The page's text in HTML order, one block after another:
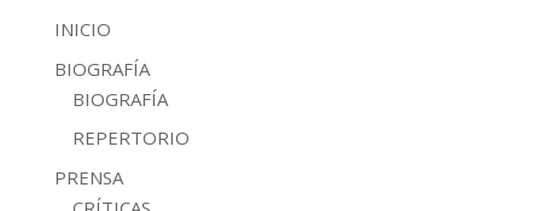
INICIO
BIOGRAFÍA
BIOGRAFÍA
REPERTORIO
PRENSA